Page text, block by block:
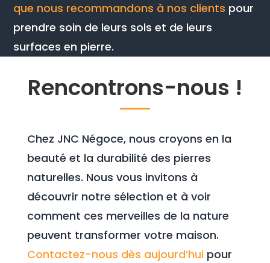
que nous recommandons à nos clients pour
prendre soin de leurs sols et de leurs
surfaces en pierre.
Rencontrons-nous !
Chez JNC Négoce, nous croyons en la
beauté et la durabilité des pierres
naturelles. Nous vous invitons à
découvrir notre sélection et à voir
comment ces merveilles de la nature
peuvent transformer votre maison.
Contactez-nous dès aujourd’hui pour